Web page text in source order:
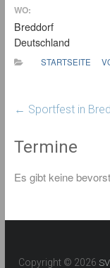
WO:
Breddorf
Deutschland
STARTSEITE
← Sportfest in
Termine
Es gibt keine
Copyright © 2026